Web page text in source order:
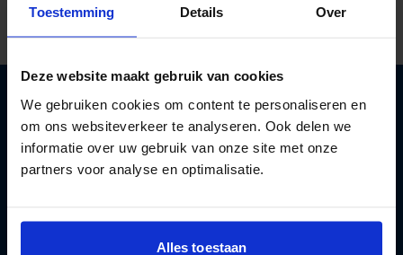
Toestemming Details Over
Deze website maakt gebruik van cookies
We gebruiken cookies om content te personaliseren en
om ons websiteverkeer te analyseren. Ook delen we
informatie over uw gebruik van onze site met onze
partners voor analyse en optimalisatie.
Alles toestaan
Aan de slag met een gezonder leven
met minder alcohol